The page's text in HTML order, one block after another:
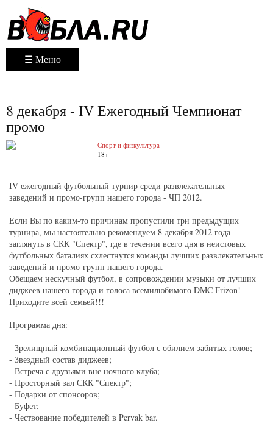
☰ Меню
8 декабря - IV Ежегодный Чемпионат
промо
Спорт и физкультура
18+
IV ежегодный футбольный турнир среди развлекательных
заведений и промо-групп нашего города - ЧП 2012.
Если Вы по каким-то причинам пропустили три предыдущих
турнира, мы настоятельно рекомендуем 8 декабря 2012 года
заглянуть в СКК "Спектр", где в течении всего дня в неистовых
футбольных баталиях схлестнутся команды лучших развлекательных
заведений и промо-групп нашего города.
Обещаем нескучный футбол, в сопровождении музыки от лучших
диджеев нашего города и голоса всемилюбимого DMC Frizon!
Приходите всей семьей!!!
Программа дня:
- Зрелищный комбинационный футбол с обилием забитых голов;
- Звездный состав диджеев;
- Встреча с друзьями вне ночного клуба;
- Просторный зал СКК "Спектр";
- Подарки от спонсоров;
- Буфет;
- Чествование победителей в Pervak bar.